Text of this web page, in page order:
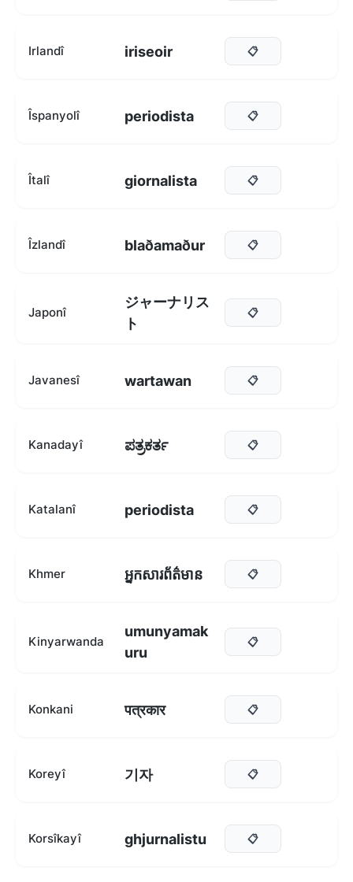
Irlandî iriseoir 📋
Îspanyolî periodista 📋
Îtalî giornalista 📋
Îzlandî blaðamaður 📋
Japonî
ジャーナリス
ト
📋
Javanesî wartawan 📋
Kanadayî ಪತ್ರಕರ್ತ 📋
Katalanî periodista 📋
Khmer អ្នកសារព័ត៌មាន 📋
Kinyarwanda
umunyamak
uru
📋
Konkani पत्रकार 📋
Koreyî 기자 📋
Korsîkayî ghjurnalistu 📋